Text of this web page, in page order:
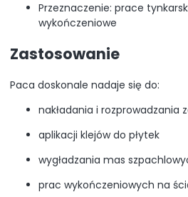
Przeznaczenie: prace
wykończeniowe
Zastosowanie
Paca doskonale nadaje się do:
nakładania i rozprowadzania
aplikacji klejów do płytek
wygładzania mas
prac wykończeniowych na